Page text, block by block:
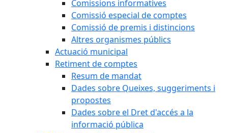
Comissions informatives
Comissió especial de comptes
Comissió de premis i distincions
Altres organismes públics
Actuació municipal
Retiment de comptes
Resum de mandat
Dades sobre Queixes, suggeriments i
propostes
Dades sobre el Dret d'accés a la
informació pública